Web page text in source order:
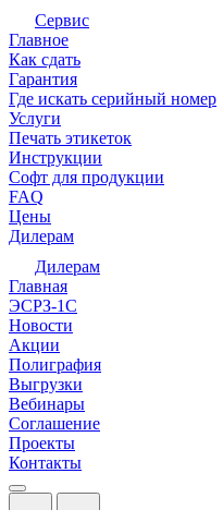
Сервис
Главное
Как сдать
Гарантия
Где искать серийный номер
Услуги
Печать этикеток
Инструкции
Софт для продукции
FAQ
Цены
Дилерам
Дилерам
Главная
ЭСРЗ-1С
Новости
Акции
Полиграфия
Выгрузки
Вебинары
Соглашение
Проекты
Контакты